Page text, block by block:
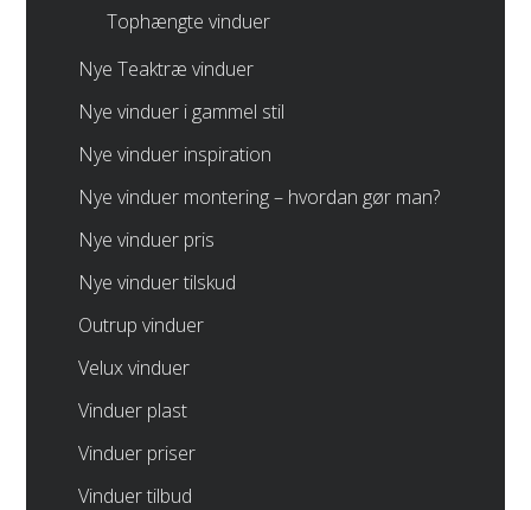
Tophængte vinduer
Nye Teaktræ vinduer
Nye vinduer i gammel stil
Nye vinduer inspiration
Nye vinduer montering – hvordan gør man?
Nye vinduer pris
Nye vinduer tilskud
Outrup vinduer
Velux vinduer
Vinduer plast
Vinduer priser
Vinduer tilbud